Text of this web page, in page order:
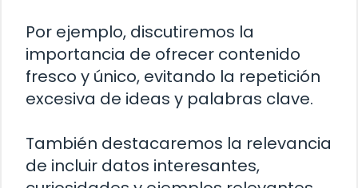
Por ejemplo, discutiremos la
importancia de ofrecer contenido
fresco y único, evitando la repetición
excesiva de ideas y palabras clave.
También destacaremos la relevancia
de incluir datos interesantes,